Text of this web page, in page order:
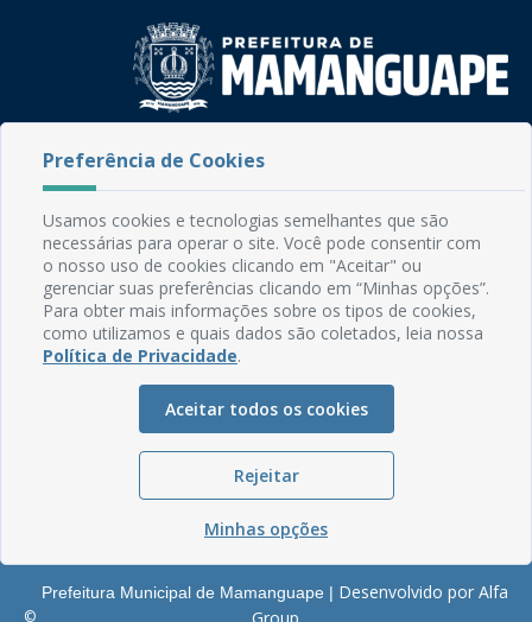
Rua do Imperador, 78, Centro
Email: comunicacao@mamanguape.pb.gov.br
Expediente: Segunda à Sexta, das 08h às 13h
Mapa do Site
Perguntas frequentes
Glossário
Serviços Internos
©
Prefeitura Municipal de Mamanguape | Desenvolvido por Alfa
Preferência de Cookies
Usamos cookies e tecnologias semelhantes que são
necessárias para operar o site. Você pode consentir com
o nosso uso de cookies clicando em "Aceitar" ou
gerenciar suas preferências clicando em “Minhas opções”.
Para obter mais informações sobre os tipos de cookies,
como utilizamos e quais dados são coletados, leia nossa
Política de Privacidade.
Aceitar todos os cookies
Rejeitar
Minhas opções